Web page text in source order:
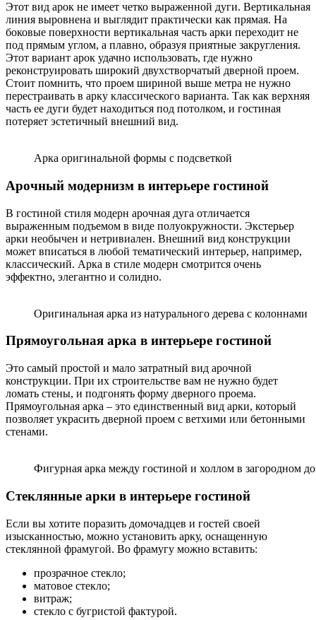
Этот вид арок не имеет четко выраженной дуги. Вертикальная
линия выровнена и выглядит практически как прямая. На
боковые поверхности вертикальная часть арки переходит не
под прямым углом, а плавно, образуя приятные закругления.
Этот вариант арок удачно использовать, где нужно
реконструировать широкий двухстворчатый дверной проем.
Стоит помнить, что проем шириной выше метра не нужно
перестраивать в арку классического варианта. Так как верхняя
часть ее дуги будет находиться под потолком, и гостиная
потеряет эстетичный внешний вид.
Арка оригинальной формы с подсветкой
Арочный модернизм в интерьере гостиной
В гостиной стиля модерн арочная дуга отличается
выраженным подъемом в виде полуокружности. Экстерьер
арки необычен и нетривиален. Внешний вид конструкции
может вписаться в любой тематический интерьер, например,
классический. Арка в стиле модерн смотрится очень
эффектно, элегантно и солидно.
Оригинальная арка из натурального дерева с колоннами
Прямоугольная арка в интерьере гостиной
Это самый простой и мало затратный вид арочной
конструкции. При их строительстве вам не нужно будет
ломать стены, и подгонять форму дверного проема.
Прямоугольная арка – это единственный вид арки, который
позволяет украсить дверной проем с ветхими или бетонными
стенами.
Фигурная арка между гостиной и холлом в загородном
Стеклянные арки в интерьере гостиной
Если вы хотите поразить домочадцев и гостей своей
изысканностью, можно установить арку, оснащенную
стеклянной фрамугой. Во фрамугу можно вставить:
прозрачное стекло;
матовое стекло;
витраж;
стекло с бугристой фактурой.